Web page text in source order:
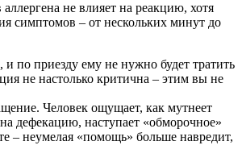
не влияет на реакцию, хотя
симптомов – от нескольких минут до
по приезду ему не нужно будет тратить
не настолько критична – этим вы не
Человек ощущает, как мутнеет
дефекацию, наступает «обморочное»
– неумелая «помощь» больше навредит,